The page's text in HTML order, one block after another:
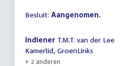
Besluit: Aangenomen.
Indiener T.M.T. van der Lee
Kamerlid, GroenLinks
+ 2 anderen